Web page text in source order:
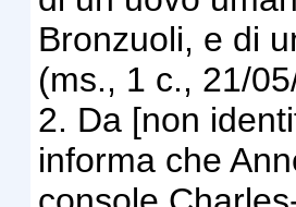
Bronzuoli, e di
(ms., 1 c., 21/
2. Da [non
informa che